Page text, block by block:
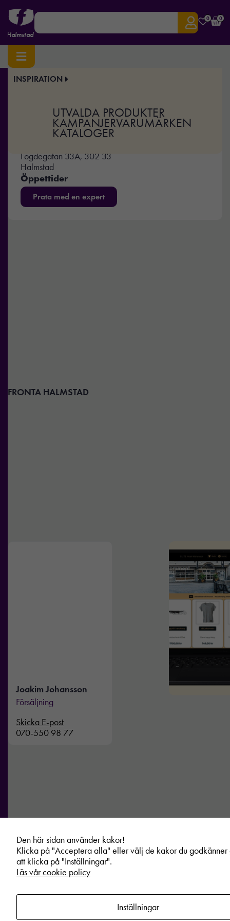
Halmstad
0 0
INSPIRATION
UTVALDA PRODUKTER
KAMPANJERVARUMÄRKEN
KATALOGER
Hem/Återförsäljare/ Halmstad
Halmstad
Fogdegatan 33A, 302 33
Halmstad
Öppettider
Måndag – Fredag 8 – 17
Prata med en expert
FRONTA HALMSTAD
Joakim Johansson
Försäljning
Skicka E-post
070-550 98 77
Den här sidan använder kakor!
Klicka på "Acceptera alla" eller välj de kakor du godkänner
att klicka på "Inställningar".
Läs vår cookie policy
Inställningar
behövs för att